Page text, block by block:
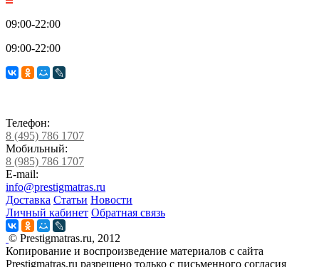
09:00-22:00
09:00-22:00
Телефон:
8 (495) 786 1707
Мобильный:
8 (985) 786 1707
E-mail:
info@prestigmatras.ru
Доставка Статьи Новости
Личный кабинет Обратная связь
© Prestigmatras.ru, 2012
Копирование и воспроизведение материалов с сайта
Prestigmatras.ru разрешено только с письменного согласия